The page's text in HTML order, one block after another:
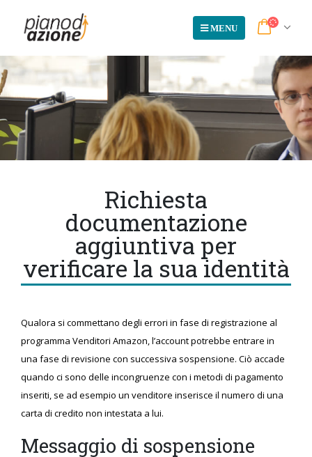
Richiesta
documentazione
aggiuntiva per
verificare la sua identità
Qualora si commettano degli errori in fase di registrazione al
programma Venditori Amazon, l’account potrebbe entrare in
una fase di revisione con successiva sospensione. Ciò accade
quando ci sono delle incongruenze con i metodi di pagamento
inseriti, se ad esempio un venditore inserisce il numero di una
carta di credito non intestata a lui.
Messaggio di sospensione